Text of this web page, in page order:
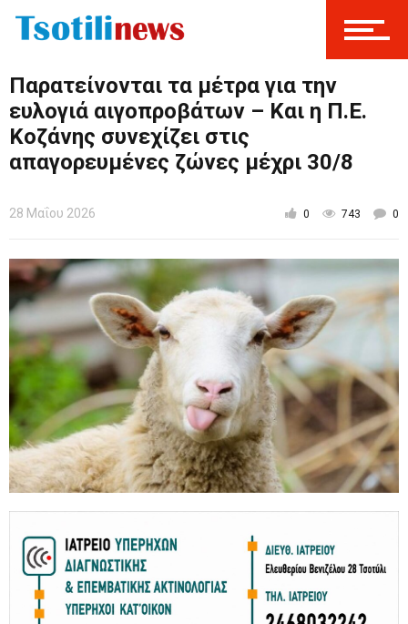
Παρατείνονται τα μέτρα για την
ευλογιά αιγοπροβάτων – Και η Π.Ε.
Κοζάνης συνεχίζει στις
απαγορευμένες ζώνες μέχρι 30/8
28 Μαΐου 2026 0 743 0